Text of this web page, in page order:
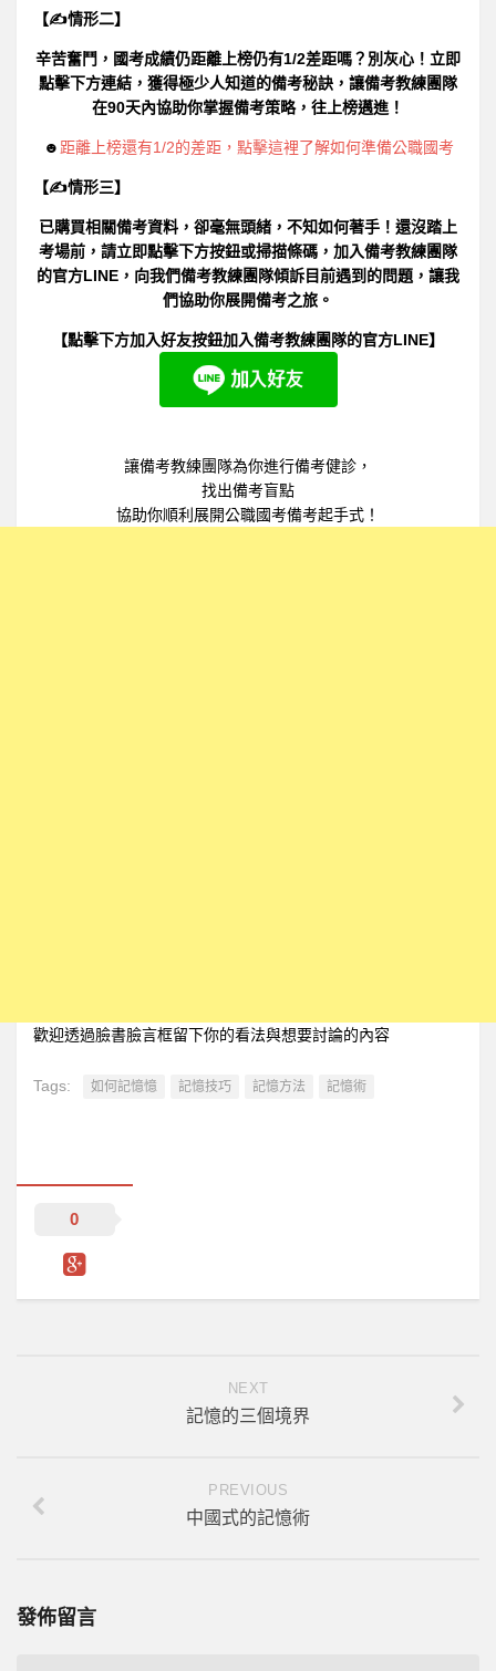
【✍情形二】
辛苦奮鬥，國考成績仍距離上榜仍有1/2差距嗎？別灰心！立即
點擊下方連結，獲得極少人知道的備考秘訣，讓備考教練團隊
在90天內協助你掌握備考策略，往上榜邁進！
☻ 距離上榜還有1/2的差距，點擊這裡了解如何準備公職國考
【✍情形三】
已購買相關備考資料，卻毫無頭緒，不知如何著手！還沒踏上
考場前，請立即點擊下方按鈕或掃描條碼，加入備考教練團隊
的官方LINE，向我們備考教練團隊傾訴目前遇到的問題，讓我
們協助你展開備考之旅。
【點擊下方加入好友按鈕加入備考教練團隊的官方LINE】
讓備考教練團隊為你進行備考健診，
找出備考盲點
協助你順利展開公職國考備考起手式！
歡迎透過臉書臉言框留下你的看法與想要討論的內容
Tags: 如何記憶憶 記憶技巧 記憶方法 記憶術
0
NEXT
記憶的三個境界
PREVIOUS
中國式的記憶術
發佈留言